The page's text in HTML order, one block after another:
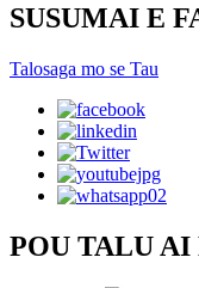
SUSUMAI E
Talosaga mo se Tau
POU TALU AI